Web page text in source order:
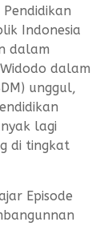
Indonesia
dalam
dalam
unggul,
lagi
di tingkat
Episode